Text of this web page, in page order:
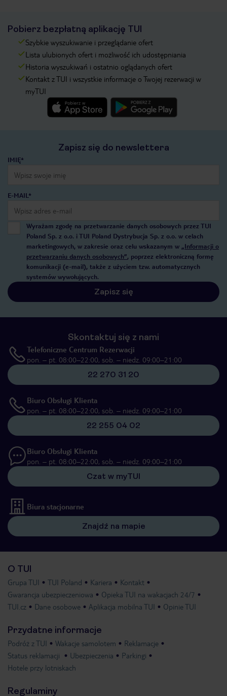
Pobierz bezpłatną aplikację TUI
Szybkie wyszukiwanie i przeglądanie ofert
Lista ulubionych ofert i możliwość ich udostępniania
Historia wyszukiwań i ostatnio oglądanych ofert
Kontakt z TUI i wszystkie informacje o Twojej rezerwacji w
myTUI
Zapisz się do newslettera
IMIĘ*
E-MAIL*
Wyrażam zgodę na przetwarzanie danych osobowych przez TUI
Poland Sp. z o.o. i TUI Poland Dystrybucja Sp. z o.o. w celach
marketingowych, w zakresie oraz celu wskazanym w „Informacji o
przetwarzaniu danych osobowych”, poprzez elektroniczną formę
komunikacji (e-mail), także z użyciem tzw. automatycznych
systemów wywołujących.
Zapisz się
Skontaktuj się z nami
Telefoniczne Centrum Rezerwacji
pon. – pt. 08:00–22:00, sob. – niedz. 09:00–21:00
22 270 31 20
Biuro Obsługi Klienta
pon. – pt. 08:00–22:00, sob. – niedz. 09:00–21:00
22 255 04 02
Biuro Obsługi Klienta
pon. – pt. 08:00–22:00, sob. – niedz. 09:00–21:00
Czat w myTUI
Biura stacjonarne
Znajdź na mapie
O TUI
Grupa TUI TUI Poland Kariera
Kontakt
Gwarancja ubezpieczeniowa
Opieka TUI na wakacjach 24/7
TUI.cz
Dane osobowe Aplikacja mobilna TUI Opinie TUI
Przydatne informacje
Podróż z TUI Wakacje samolotem
Reklamacje
Status reklamacji
Ubezpieczenia
Parkingi
Hotele przy lotniskach
Regulaminy